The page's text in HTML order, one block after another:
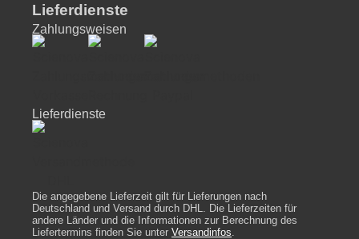
Lieferdienste
Zahlungsweisen
Lieferdienste
Die angegebene Lieferzeit gilt für Lieferungen nach
Deutschland und Versand durch DHL. Die Lieferzeiten für
andere Länder und die Informationen zur Berechnung des
Liefertermins finden Sie unter Versandinfos